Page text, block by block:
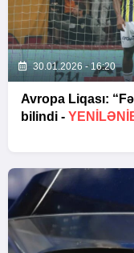
30.01.2026 - 16:20
Avropa Liqası:
bilindi -